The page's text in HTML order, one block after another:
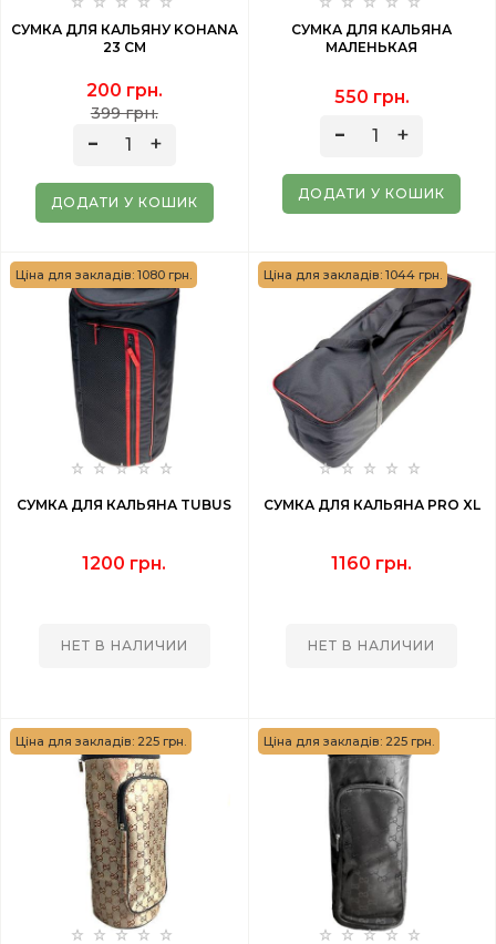
СУМКА ДЛЯ КАЛЬЯНУ KOHANA
23 СМ
399 грн.
200 грн.
ДОДАТИ У КОШИК
СУМКА ДЛЯ КАЛЬЯНА
МАЛЕНЬКАЯ
550 грн.
ДОДАТИ У КОШИК
Ціна для закладів: 1080 грн.
СУМКА ДЛЯ КАЛЬЯНА TUBUS
1200 грн.
НЕТ В НАЛИЧИИ
Ціна для закладів: 1044 грн.
СУМКА ДЛЯ КАЛЬЯНА PRO XL
1160 грн.
НЕТ В НАЛИЧИИ
Ціна для закладів: 225 грн. Ціна для закладів: 225 грн.